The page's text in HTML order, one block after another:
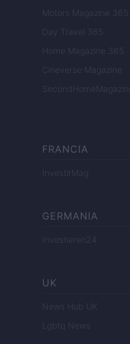
Motors Magazine 365
Day Travel 365
Home Magazine 365
Cineverse Magazine
SecondHomeMagazine
FRANCIA
InvestirMag
GERMANIA
Investieren24
UK
News Hub UK
Lgbtq News